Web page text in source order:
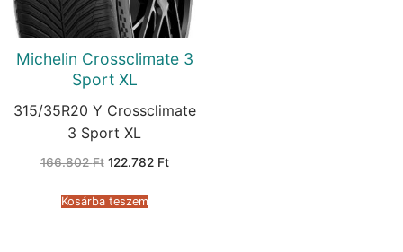
Michelin Crossclimate 3
Sport XL
315/35R20 Y Crossclimate
3 Sport XL
166.802Ft Original
166.802 Ft.
122.782 FtCurrent
Kosárba teszem